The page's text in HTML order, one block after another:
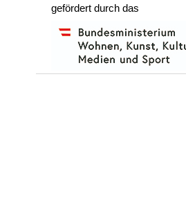
gefördert durch das